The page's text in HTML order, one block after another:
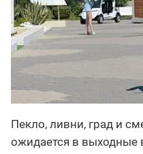
Пекло, ливни, град и
ожидается в выходные